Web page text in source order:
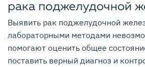
рака поджелудочной
Выявить рак поджелудочной
лабораторными методами
помогают оценить общее
поставить верный диагноз и